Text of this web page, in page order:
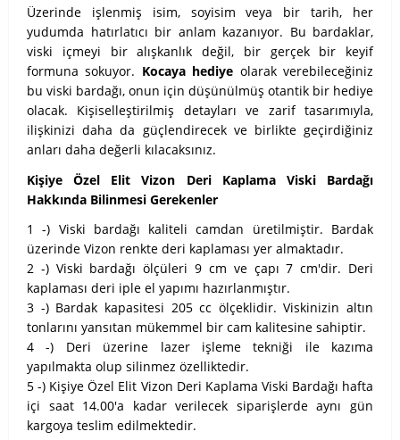
Üzerinde işlenmiş isim, soyisim veya bir tarih, her
yudumda hatırlatıcı bir anlam kazanıyor. Bu bardaklar,
viski içmeyi bir alışkanlık değil, bir gerçek bir keyif
formuna sokuyor. Kocaya hediye olarak verebileceğiniz
bu viski bardağı, onun için düşünülmüş otantik bir hediye
olacak. Kişiselleştirilmiş detayları ve zarif tasarımıyla,
ilişkinizi daha da güçlendirecek ve birlikte geçirdiğiniz
anları daha değerli kılacaksınız.
Kişiye Özel Elit Vizon Deri Kaplama Viski Bardağı
Hakkında Bilinmesi Gerekenler
1 -) Viski bardağı kaliteli camdan üretilmiştir. Bardak
üzerinde Vizon renkte deri kaplaması yer almaktadır.
2 -) Viski bardağı ölçüleri 9 cm ve çapı 7 cm'dir. Deri
kaplaması deri iple el yapımı hazırlanmıştır.
3 -) Bardak kapasitesi 205 cc ölçeklidir. Viskinizin altın
tonlarını yansıtan mükemmel bir cam kalitesine sahiptir.
4 -) Deri üzerine lazer işleme tekniği ile kazıma
yapılmakta olup silinmez özelliktedir.
5 -) Kişiye Özel Elit Vizon Deri Kaplama Viski Bardağı hafta
içi saat 14.00'a kadar verilecek siparişlerde aynı gün
kargoya teslim edilmektedir.